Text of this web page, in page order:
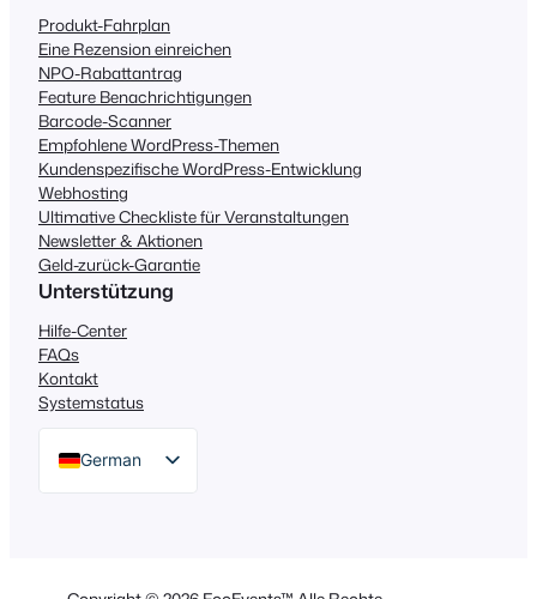
Produkt-Fahrplan
Eine Rezension einreichen
NPO-Rabattantrag
Feature Benachrichtigungen
Barcode-Scanner
Empfohlene WordPress-Themen
Kundenspezifische WordPress-Entwicklung
Webhosting
Ultimative Checkliste für Veranstaltungen
Newsletter & Aktionen
Geld-zurück-Garantie
Unterstützung
Hilfe-Center
FAQs
Kontakt
Systemstatus
German